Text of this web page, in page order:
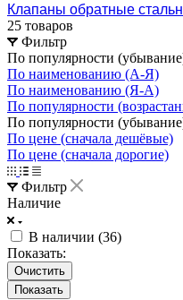
Клапаны обратные
25 товаров
Фильтр
По популярности
По наименованию (А-Я)
По наименованию (Я-А)
По популярности
По популярности
По цене (сначала дешёвые)
По цене (сначала дорогие)
Фильтр
Наличие
В наличии (36)
Показать:
Очистить